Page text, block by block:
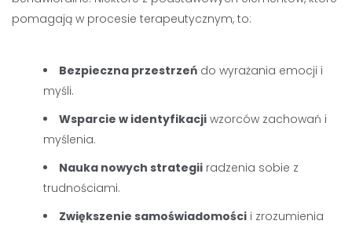
pomagają w procesie terapeutycznym, to:
Bezpieczna przestrzeń do wyrażania emocji i
myśli.
Wsparcie w identyfikacji wzorców zachowań i
myślenia.
Nauka nowych strategii radzenia sobie z
trudnościami.
Zwiększenie samoświadomości i zrozumienia